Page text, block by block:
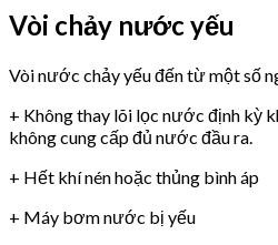
Vòi chảy nước yếu
Vòi nước chảy yếu đến từ một số
+ Không thay lõi lọc nước định kỳ
không cung cấp đủ nước đầu ra.
+ Hết khí nén hoặc thủng bình áp
+ Máy bơm nước bị yếu